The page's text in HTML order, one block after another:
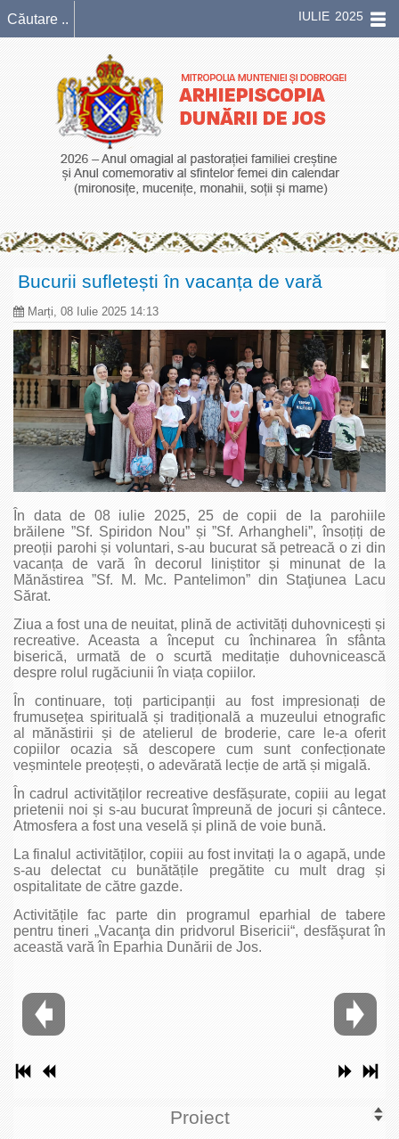
IULIE 2025
Bucurii sufletești în vacanța de vară
Marți, 08 Iulie 2025 14:13
În data de 08 iulie 2025, 25 de copii de la parohiile
brăilene ”Sf. Spiridon Nou” și ”Sf. Arhangheli”, însoțiți de
preoții parohi și voluntari, s-au bucurat să petreacă o zi din
vacanța de vară în decorul liniștitor și minunat de la
Mănăstirea ”Sf. M. Mc. Pantelimon” din Staţiunea Lacu
Sărat.
Ziua a fost una de neuitat, plină de activități duhovnicești și
recreative. Aceasta a început cu închinarea în sfânta
biserică, urmată de o scurtă meditație duhovnicească
despre rolul rugăciunii în viața copiilor.
În continuare, toți participanții au fost impresionați de
frumusețea spirituală și tradițională a muzeului etnografic
al mănăstirii și de atelierul de broderie, care le-a oferit
copiilor ocazia să descopere cum sunt confecționate
veșmintele preoțești, o adevărată lecție de artă și migală.
În cadrul activităților recreative desfășurate, copiii au legat
prietenii noi și s-au bucurat împreună de jocuri și cântece.
Atmosfera a fost una veselă și plină de voie bună.
La finalul activităților, copiii au fost invitați la o agapă, unde
s-au delectat cu bunătățile pregătite cu mult drag și
ospitalitate de către gazde.
Activitățile fac parte din programul eparhial de tabere
pentru tineri „Vacanţa din pridvorul Bisericii“, desfăşurat în
această vară în Eparhia Dunării de Jos.
Proiect